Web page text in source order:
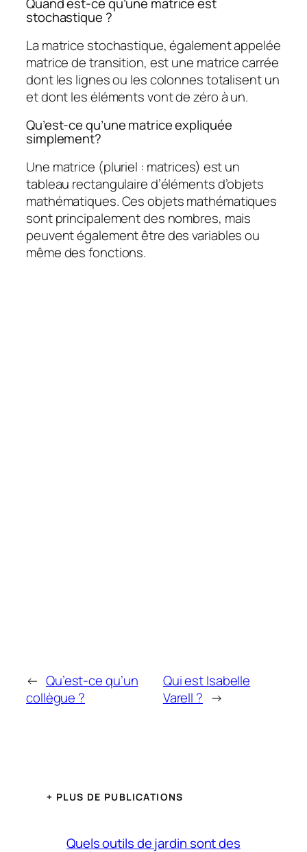
Quand est-ce qu’une matrice est
stochastique ?
La matrice stochastique, également appelée
matrice de transition, est une matrice carrée
dont les lignes ou les colonnes totalisent un
et dont les éléments vont de zéro à un.
Qu’est-ce qu’une matrice expliquée
simplement?
Une matrice (pluriel : matrices) est un
tableau rectangulaire d’éléments d’objets
mathématiques. Ces objets mathématiques
sont principalement des nombres, mais
peuvent également être des variables ou
même des fonctions.
← Qu’est-ce qu’un
collègue ?
Qui est Isabelle
Varell ? →
+ PLUS DE PUBLICATIONS
Quels outils de jardin sont des